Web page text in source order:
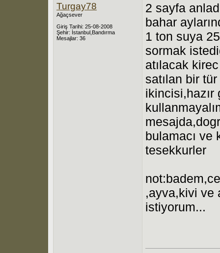
Turgay78
Ağaçsever
Giriş Tarihi: 25-08-2008
Şehir: İstanbul,Bandırma
Mesajlar: 36
2 sayfa
bahar
1 ton suya
sormak
atılacak
satılan bir
ikincisi,hazır
bulamacı ve
tesekkurler
,ayva,kivi ve
istiyorum...